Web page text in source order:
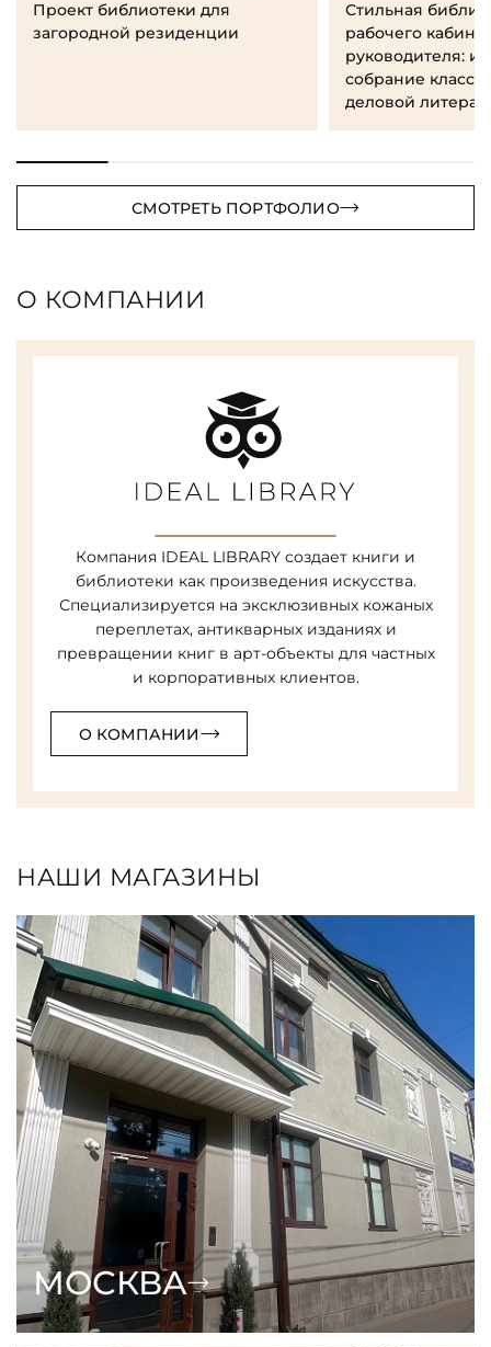
Проект библиотеки для
загородной резиденции
Стильная
рабочего
руководителя:
собрание
деловой
СМОТРЕТЬ ПОРТФОЛИО
О КОМПАНИИ
Компания IDEAL LIBRARY создает книги и
библиотеки как произведения искусства.
Специализируется на эксклюзивных кожаных
переплетах, антикварных изданиях и
превращении книг в арт-объекты для частных
и корпоративных клиентов.
О КОМПАНИИ
НАШИ МАГАЗИНЫ
МОСКВА